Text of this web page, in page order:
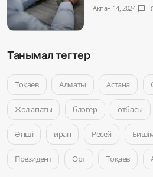
Ақпан 14, 2024 chat_bubble
Танымал тегтер
Тоқаев Алматы Астана
Жол апаты блогер отбасы
Әнші иран Ресей
Президент Өрт Тоқаев